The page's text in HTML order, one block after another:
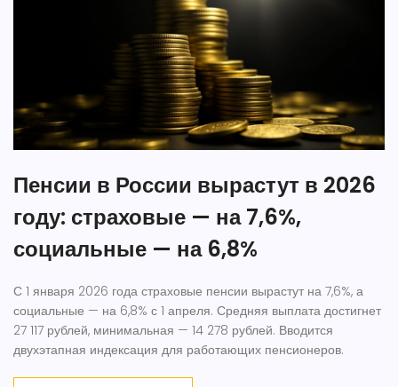
Пенсии в России вырастут в 2026
году: страховые — на 7,6%,
социальные — на 6,8%
С 1 января 2026 года страховые пенсии вырастут на 7,6%, а
социальные — на 6,8% с 1 апреля. Средняя выплата достигнет
27 117 рублей, минимальная — 14 278 рублей. Вводится
двухэтапная индексация для работающих пенсионеров.